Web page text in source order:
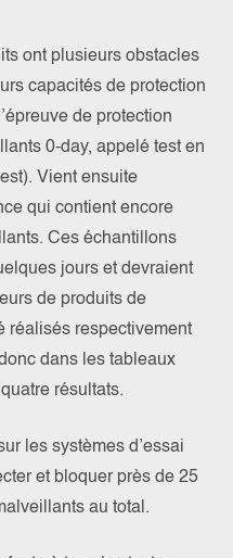
ont plusieurs obstacles
capacités de protection
de protection
0-day, appelé test en
Vient ensuite
qui contient encore
Ces échantillons
jours et devraient
de produits de
réalisés respectivement
dans les tableaux
résultats.
les systèmes d’essai
et bloquer près de 25
au total.